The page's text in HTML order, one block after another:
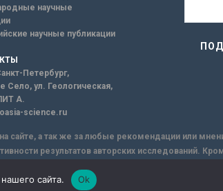
научные
научные публикации
Петербург,
Село, ул. Геологическая,
А.
science.ru
сайте, а так же за любые рекомендации или
результатов авторских исследований.
сайта. Ok